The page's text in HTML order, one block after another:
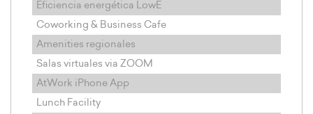
Eficiencia energética LowE
Coworking & Business Cafe
Amenities regionales
Salas virtuales via ZOOM
AtWork iPhone App
Lunch Facility